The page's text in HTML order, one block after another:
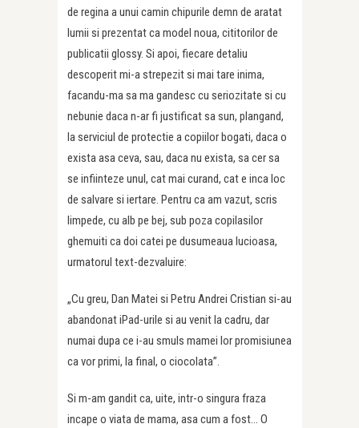
de regina a unui camin chipurile demn de aratat
lumii si prezentat ca model noua, cititorilor de
publicatii glossy. Si apoi, fiecare detaliu
descoperit mi-a strepezit si mai tare inima,
facandu-ma sa ma gandesc cu seriozitate si cu
nebunie daca n-ar fi justificat sa sun, plangand,
la serviciul de protectie a copiilor bogati, daca o
exista asa ceva, sau, daca nu exista, sa cer sa
se infiinteze unul, cat mai curand, cat e inca loc
de salvare si iertare. Pentru ca am vazut, scris
limpede, cu alb pe bej, sub poza copilasilor
ghemuiti ca doi catei pe dusumeaua lucioasa,
urmatorul text-dezvaluire:
„Cu greu, Dan Matei si Petru Andrei Cristian si-au
abandonat iPad-urile si au venit la cadru, dar
numai dupa ce i-au smuls mamei lor promisiunea
ca vor primi, la final, o ciocolata”.
Si m-am gandit ca, uite, intr-o singura fraza
incape o viata de mama, asa cum a fost… O